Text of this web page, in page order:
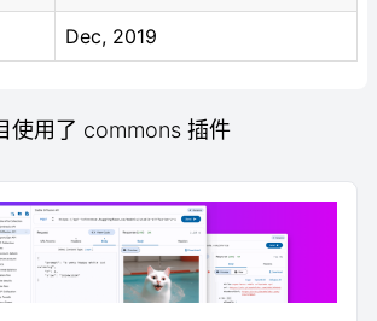
Dec, 2019
使用了 commons 插件